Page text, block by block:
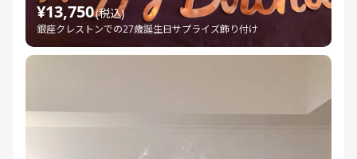
¥13,750(税込)
銀座クレストンでの27歳誕生日サプライズ飾り付け